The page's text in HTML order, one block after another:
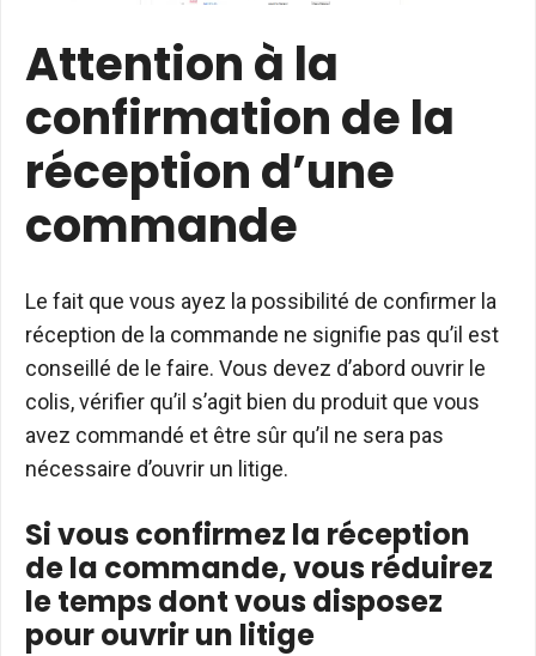
Attention à la
confirmation de la
réception d’une
commande
Le fait que vous ayez la possibilité de confirmer la
réception de la commande ne signifie pas qu’il est
conseillé de le faire. Vous devez d’abord ouvrir le
colis, vérifier qu’il s’agit bien du produit que vous
avez commandé et être sûr qu’il ne sera pas
nécessaire d’ouvrir un litige.
Si vous confirmez la réception
de la commande, vous réduirez
le temps dont vous disposez
pour ouvrir un litige